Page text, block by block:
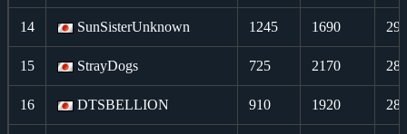
14 SunSisterUnknown 1245 1690
15 StrayDogs 725 2170
16 DTSBELLION 910 1920